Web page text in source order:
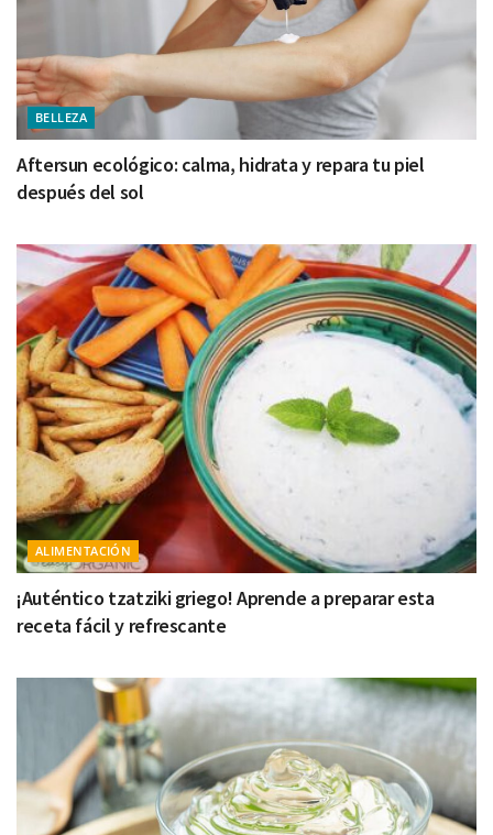
BELLEZA
Aftersun ecológico: calma, hidrata y repara tu piel
después del sol
ALIMENTACIÓN
¡Auténtico tzatziki griego! Aprende a preparar esta
receta fácil y refrescante